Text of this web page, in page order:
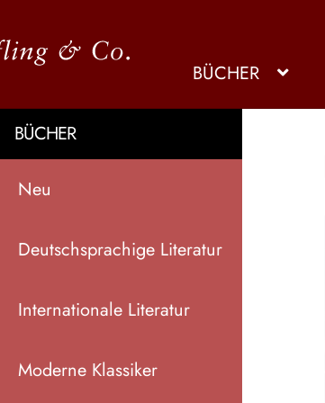
BÜCHER
BÜCHER
Neu
Deutschsprachige Literatur
Internationale Literatur
Moderne Klassiker